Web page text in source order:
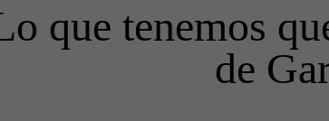
que tenemos
de